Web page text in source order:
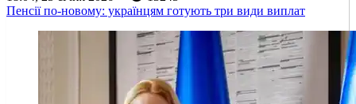
Пенсії по-новому: українцям готують три види виплат